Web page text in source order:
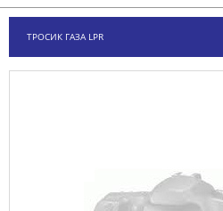
ТРОСИК ГАЗА LPR